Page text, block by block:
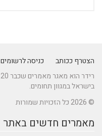
הצטרף ככותב
כניסה לרשומים
בישראל במגוון תחומים.
© 2026 כל הזכויות שמורות
מאמרים חדשים באתר